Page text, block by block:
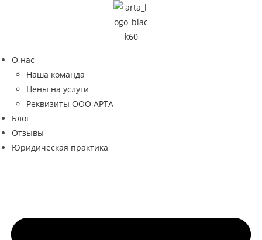
О нас
Наша команда
Цены на услуги
Реквизиты ООО АРТА
Блог
Отзывы
Юридическая практика